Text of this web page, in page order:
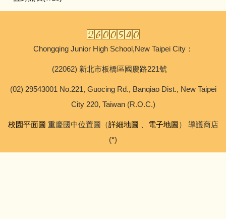
Chongqing Junior High School,New Taipei City：
(22062) 新北市板橋區國慶路221號
(02) 29543001 No.221, Guocing Rd., Banqiao Dist., New Taipei
City 220, Taiwan (R.O.C.)
校園平面圖 重慶國中位置圖（詳細地圖 電子地圖） 導護商店
(*)